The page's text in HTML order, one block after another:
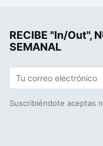
RECIBE "In/Out",
SEMANAL
Suscribiéndote aceptas